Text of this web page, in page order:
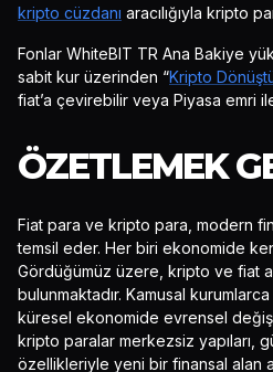
kripto cüzdanı aracılığıyla kripto
Fonlar WhiteBIT TR Ana Bakiye
sabit kur üzerinden “Kripto
fiat’a çevirebilir veya Piyasa emri
ÖZETLEMEK
Fiat para ve kripto para, modern
temsil eder. Her biri ekonomide
Gördüğümüz üzere, kripto ve fiat
bulunmaktadır. Kamusal
küresel ekonomide evrensel
kripto paralar merkezsiz yapıları,
özellikleriyle yeni bir finansal alan